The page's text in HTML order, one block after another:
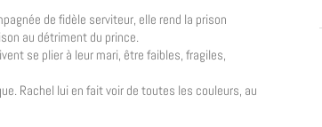
de fidèle serviteur, elle rend la prison
au détriment du prince.
se plier à leur mari, être faibles, fragiles,
Rachel lui en fait voir de toutes les couleurs, au